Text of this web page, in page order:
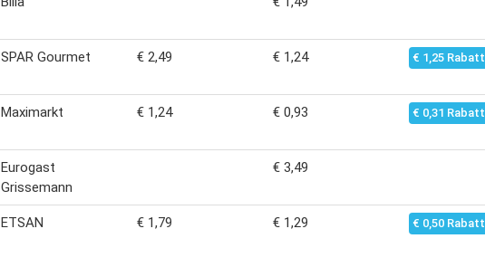
SPAR Gourmet € 2,49 € 1,24 € 1,25 Rabatt
Maximarkt € 1,24 € 0,93 € 0,31 Rabatt
Eurogast
Grissemann
€ 3,49
ETSAN € 1,79 € 1,29 € 0,50 Rabatt